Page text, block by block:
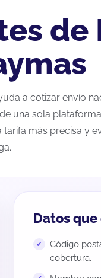
de
a cotizar envío
una sola
más precisa y
Datos
Código
cobertura.